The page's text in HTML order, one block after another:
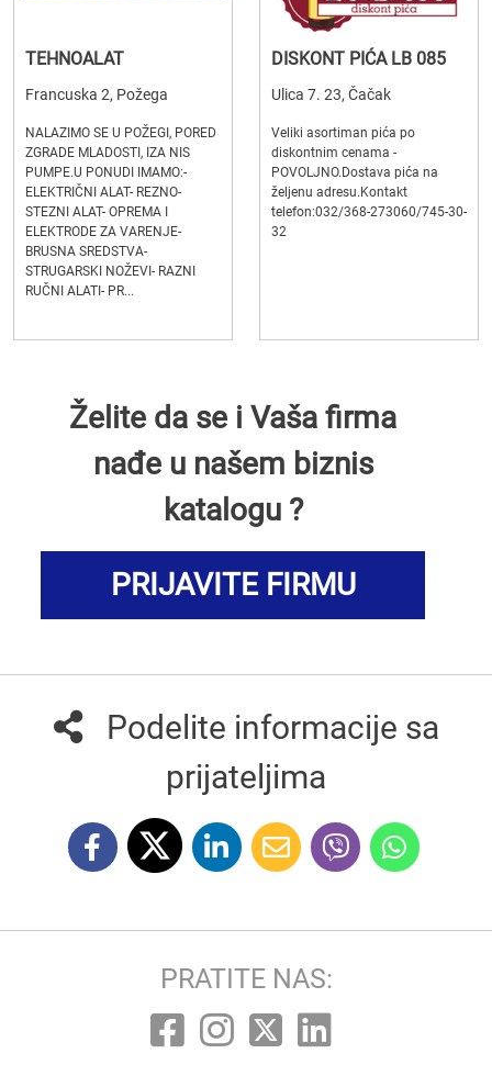
TEHNOALAT
Francuska 2, Požega
NALAZIMO SE U POŽEGI, PORED
ZGRADE MLADOSTI, IZA NIS
PUMPE.U PONUDI IMAMO:-
ELEKTRIČNI ALAT- REZNO-
STEZNI ALAT- OPREMA I
ELEKTRODE ZA VARENJE-
BRUSNA SREDSTVA-
STRUGARSKI NOŽEVI- RAZNI
RUČNI ALATI- PR...
DISKONT PIĆA LB 085
Ulica 7. 23, Čačak
Veliki asortiman pića po
diskontnim cenama -
POVOLJNO.Dostava pića na
željenu adresu.Kontakt
telefon:032/368-273060/745-30-
32
Želite da se i Vaša firma
nađe u našem biznis
katalogu ?
PRIJAVITE FIRMU
Podelite informacije sa
prijateljima
PRATITE NAS: